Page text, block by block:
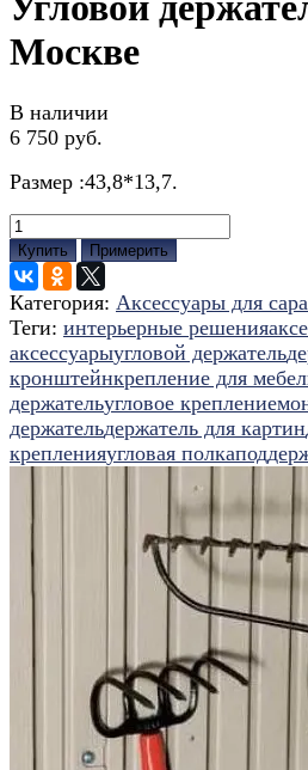
Москве
В наличии
6 750 руб.
Размер :43,8*13,7.
Купить Примерить
Категория: Аксессуары для
Теги: интерьерные решения
аксессуарыугловой держатель
кронштейнкрепление для
держательугловое крепление
держательдержатель для картин
крепленияугловая полка